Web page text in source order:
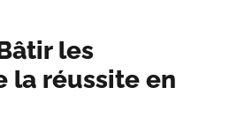
les
la réussite en